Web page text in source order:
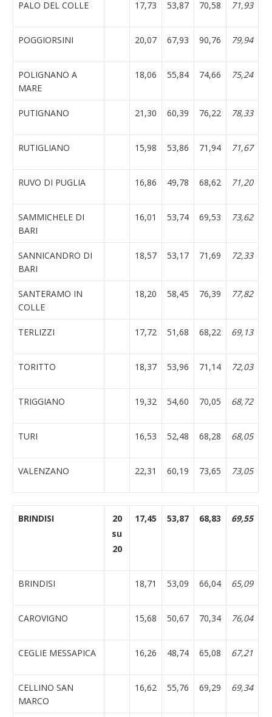
PALO DEL COLLE 17,73 53,87 70,58 71,93
POGGIORSINI 20,07 67,93 90,76 79,94
POLIGNANO A
MARE
18,06 55,84 74,66 75,24
PUTIGNANO 21,30 60,39 76,22 78,33
RUTIGLIANO 15,98 53,86 71,94 71,67
RUVO DI PUGLIA 16,86 49,78 68,62 71,20
SAMMICHELE DI
BARI
16,01 53,74 69,53 73,62
SANNICANDRO DI
BARI
18,57 53,17 71,69 72,33
SANTERAMO IN
COLLE
18,20 58,45 76,39 77,82
TERLIZZI 17,72 51,68 68,22 69,13
TORITTO 18,37 53,96 71,14 72,03
TRIGGIANO 19,32 54,60 70,05 68,72
TURI 16,53 52,48 68,28 68,05
VALENZANO 22,31 60,19 73,65 73,05
BRINDISI
20
su
20
17,45 53,87 68,83 69,55
BRINDISI 18,71 53,09 66,04 65,09
CAROVIGNO 15,68 50,67 70,34 76,04
CEGLIE MESSAPICA 16,26 48,74 65,08 67,21
CELLINO SAN
MARCO
16,62 55,76 69,29 69,34